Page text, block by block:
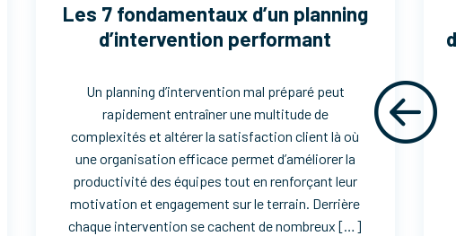
Les 7 fondamentaux d’un planning
d’intervention performant
Un planning d’intervention mal préparé peut
rapidement entraîner une multitude de
complexités et altérer la satisfaction client là où
une organisation efficace permet d’améliorer la
productivité des équipes tout en renforçant leur
motivation et engagement sur le terrain. Derrière
chaque intervention se cachent de nombreux […]